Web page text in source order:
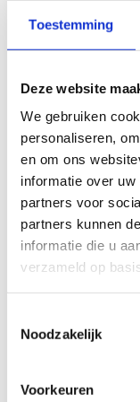
Toestemming
Deze website
We gebruiken
personaliseren,
en om ons
informatie over
partners voor
partners kunnen
informatie die u
verzameld op
Noodzakelijk
Voorkeuren
Volgende
Wat is niet
gekozen, dan